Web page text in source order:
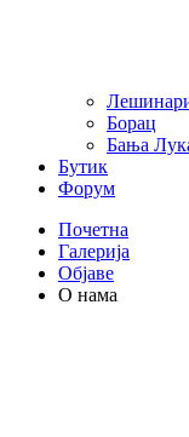
Борац
Бања
Бутик
Форум
Почетна
Галерија
Објаве
О нама